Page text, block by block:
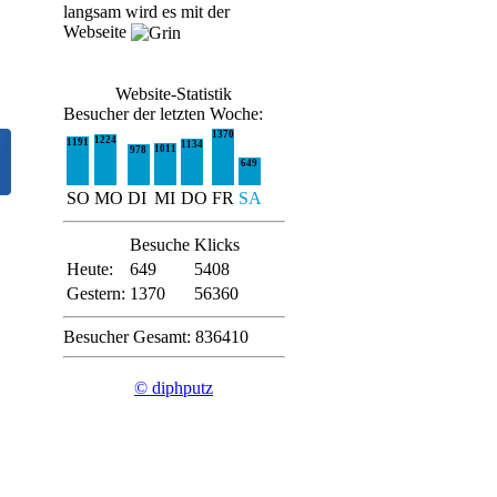
langsam wird es mit der
Webseite
Website-Statistik
Besucher der letzten Woche:
1191
1224
978
1011 1134
1370
649
SO MO DI MI DO FR SA
Besuche Klicks
Heute:
649
5408
Gestern: 1370 56360
Besucher Gesamt: 836410
© diphputz